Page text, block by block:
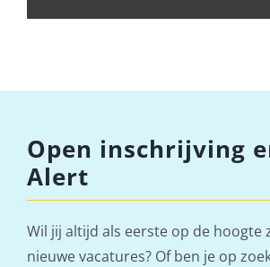
Open inschrijving
Alert
Wil jij altijd als eerste op de hoogte
nieuwe vacatures? Of ben je op